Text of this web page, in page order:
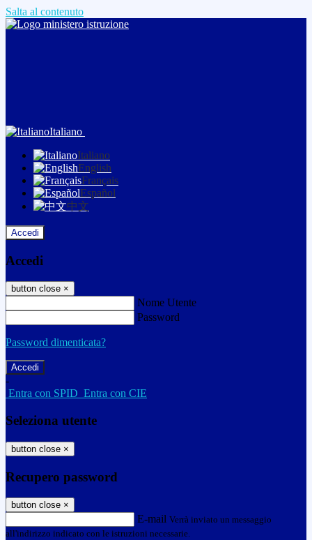
Salta al contenuto
Italiano
Italiano
English
Français
Español
中文
Accedi
Accedi
button close ×
Nome Utente
Password
Password dimenticata?
-
Entra con SPID Entra con CIE
Seleziona utente
button close ×
Recupero password
button close ×
E-mail Verrà inviato un messaggio
all'indirizzo indicato con le istruzioni necessarie.